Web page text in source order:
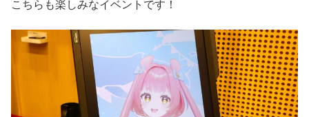
こちらも楽しみなイベントです！